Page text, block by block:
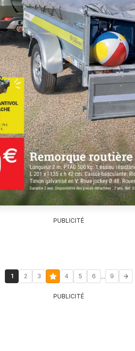
PUBLICITÉ
1 2 3 4 5 6 ... 9
PUBLICITÉ